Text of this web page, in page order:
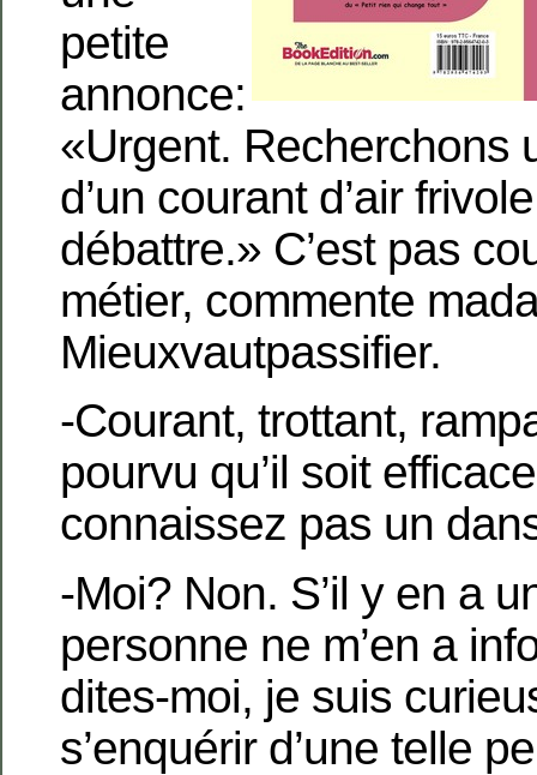
petite
annonce:
«Urgent. Recherchons
d’un courant d’air
débattre.» C’est pas
métier, commente
Mieuxvautpassifier.
-Courant, trottant,
pourvu qu’il soit
connaissez pas un
-Moi? Non. S’il y en a
personne ne m’en a
dites-moi, je suis
s’enquérir d’une telle